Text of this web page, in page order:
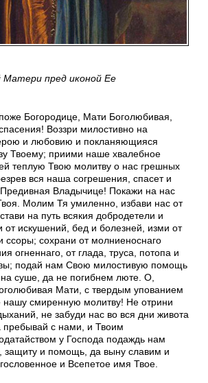
пред иконой Ее
Богородице, Мати Боголюбивая,
Воззри милостивно на
и любовию и покланяющияся
Твоему; приими наше хвалебное
теплую Твою молитву о нас грешных
вся наша согрешения, спасет и
Владычице! Покажи на нас
Молим Тя умиленно, избави нас от
на путь всякия добродетели и
от искушений, бед и болезней, изми от
ссоры; сохрани от молниеноснаго
огненнаго, от глада, труса, потопа и
подай нам Свою милостивую помощь
суше, да не погибнем люте. О,
Мати, с твердым упованием
нашу смиренную молитву! Не отрини
не забуди нас во вся дни живота
пребывай с нами, и Твоим
у Господа подаждь нам
защиту и помощь, да выну славим и
и Всепетое имя Твое.